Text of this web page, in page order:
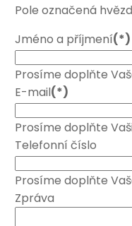
Pole označená
Jméno a příjmení(*)
Prosíme doplňte
E-mail(*)
Prosíme doplňte
Telefonní číslo
Prosíme doplňte
Zpráva